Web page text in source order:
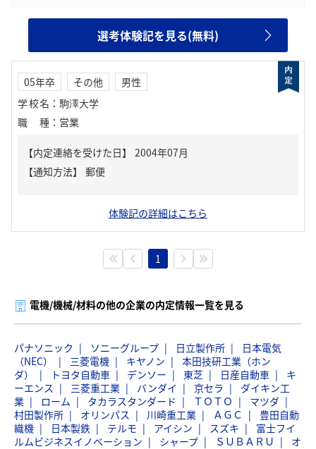
選考体験記を見る(無料)
05年卒 その他
男性
学校名 ： 駒澤大学
職種 ： 営業
【内定連絡を受けた日】
2004年07月
【通知方法】
郵便
体験記の詳細はこちら
1
電機/機械/材料の他の企業の内定情報一覧を見る
パナソニック ソニーグループ 日立製作所
日本電気
（NEC）
三菱電機 キヤノン
本田技研工業（ホン
ダ）
トヨタ自動車 デンソー 東芝 日産自動車
キ
ーエンス
三菱重工業 バンダイ 京セラ
ダイキン工
業
ローム タカラスタンダード ＴＯＴＯ
マツダ
村田製作所
オリンパス 川崎重工業 ＡＧＣ
豊田自動
織機
日本製鉄 テルモ アイシン スズキ
富士フイ
ルムビジネスイノベーション
シャープ ＳＵＢＡＲＵ
オ